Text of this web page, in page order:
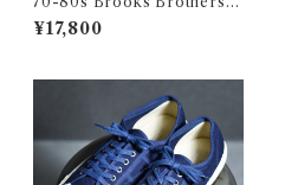
Makers 6 buttons Shirts ブ
ルックスブラザーズ 6ボタン
¥17,800